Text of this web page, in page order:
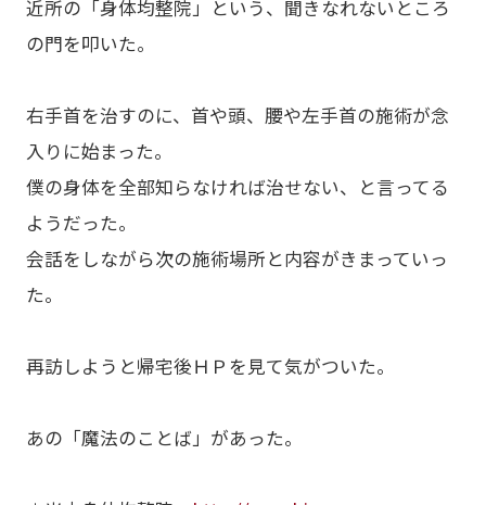
近所の「身体均整院」という、聞きなれないところ
の門を叩いた。
右手首を治すのに、首や頭、腰や左手首の施術が念
入りに始まった。
僕の身体を全部知らなければ治せない、と言ってる
ようだった。
会話をしながら次の施術場所と内容がきまっていっ
た。
再訪しようと帰宅後ＨＰを見て気がついた。
あの「魔法のことば」があった。